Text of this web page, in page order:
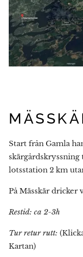
Start från Gamla
lotsstation 2 km
På Mässkär dricker
Restid: ca 2-3h
Tur retur rutt:
Kartan)